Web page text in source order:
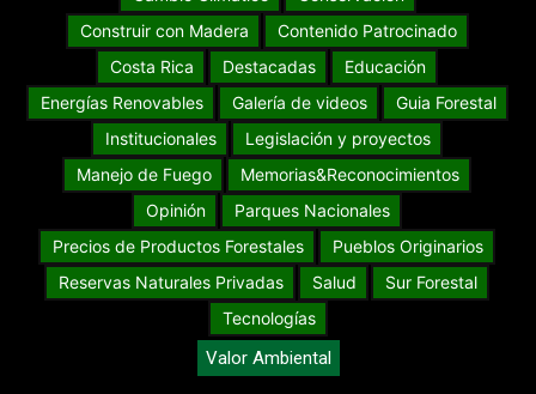
Construir con Madera
Contenido Patrocinado
Costa Rica
Destacadas
Educación
Energías Renovables
Galería de videos
Guia Forestal
Institucionales
Legislación y proyectos
Manejo de Fuego
Memorias&Reconocimientos
Opinión
Parques Nacionales
Precios de Productos Forestales
Pueblos Originarios
Reservas Naturales Privadas
Salud
Sur Forestal
Tecnologías
Valor Ambiental